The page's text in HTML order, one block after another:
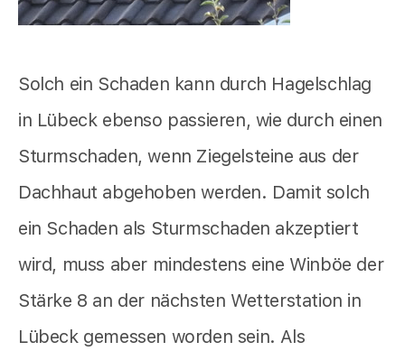
Solch ein Schaden kann durch Hagelschlag
in Lübeck ebenso passieren, wie durch einen
Sturmschaden, wenn Ziegelsteine aus der
Dachhaut abgehoben werden. Damit solch
ein Schaden als Sturmschaden akzeptiert
wird, muss aber mindestens eine Winböe der
Stärke 8 an der nächsten Wetterstation in
Lübeck gemessen worden sein. Als